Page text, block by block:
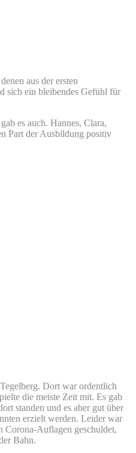
aus der ersten
sich ein bleibendes Gefühl für
es auch. Hannes, Clara,
Part der Ausbildung positiv
Dort war ordentlich
die meiste Zeit mit. Es gab
standen und es aber gut über
erzielt werden. Leider war
Corona-Auflagen geschuldet,
Bahn.